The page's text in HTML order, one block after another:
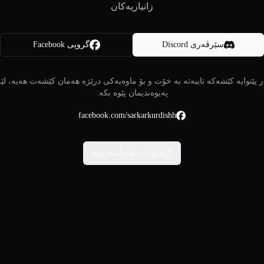
زانیاریەکان
سێرڤەری Discord گروپی Facebook
پێتوایە کێشەکە تایبەتە بە خۆت و بۆ ماوەیەکی درێژە هەمان کێشەت هەیە،
پەیوەندیمان پێوە بکە:
facebook.com/sarkarkurdishh